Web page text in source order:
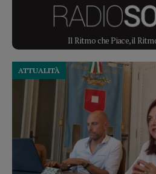
Il Ritmo che Piace, il
ATTUALITÀ